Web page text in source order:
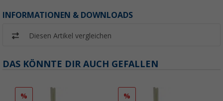
INFORMATIONEN & DOWNLOADS
Diesen Artikel vergleichen
DAS KÖNNTE DIR AUCH GEFALLEN
% %